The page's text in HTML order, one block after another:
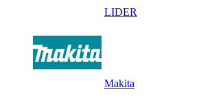
LIDER
Makita